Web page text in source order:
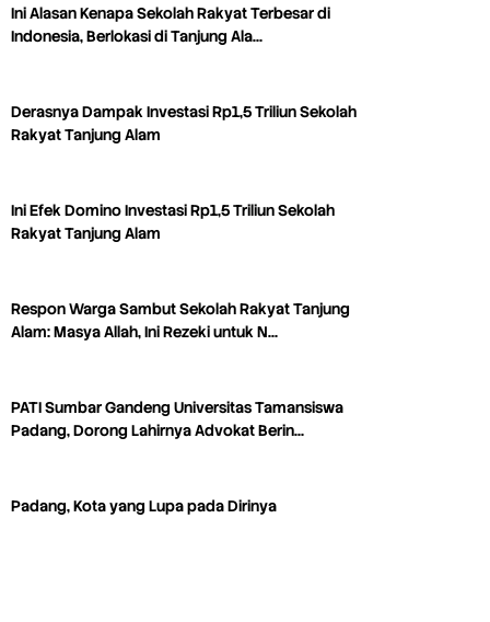
Ini Alasan Kenapa Sekolah Rakyat Terbesar di
Indonesia, Berlokasi di Tanjung Ala…
Derasnya Dampak Investasi Rp1,5 Triliun Sekolah
Rakyat Tanjung Alam
Ini Efek Domino Investasi Rp1,5 Triliun Sekolah
Rakyat Tanjung Alam
Respon Warga Sambut Sekolah Rakyat Tanjung
Alam: Masya Allah, Ini Rezeki untuk N…
PATI Sumbar Gandeng Universitas Tamansiswa
Padang, Dorong Lahirnya Advokat Berin…
Padang, Kota yang Lupa pada Dirinya